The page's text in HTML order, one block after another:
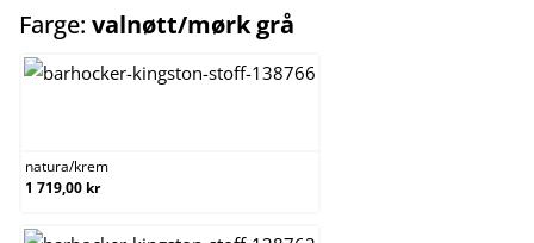
Farge: valnøtt/mørk grå
natura/krem
1 719,00 kr